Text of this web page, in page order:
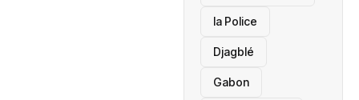
la Police
Djagblé
Gabon